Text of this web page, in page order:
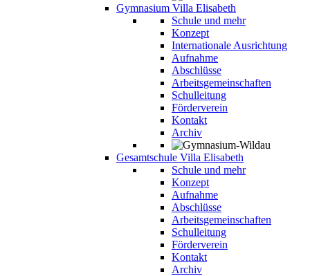
Gymnasium Villa Elisabeth
Schule und mehr
Konzept
Internationale Ausrichtung
Aufnahme
Abschlüsse
Arbeitsgemeinschaften
Schulleitung
Förderverein
Kontakt
Archiv
Gesamtschule Villa Elisabeth
Schule und mehr
Konzept
Aufnahme
Abschlüsse
Arbeitsgemeinschaften
Schulleitung
Förderverein
Kontakt
Archiv